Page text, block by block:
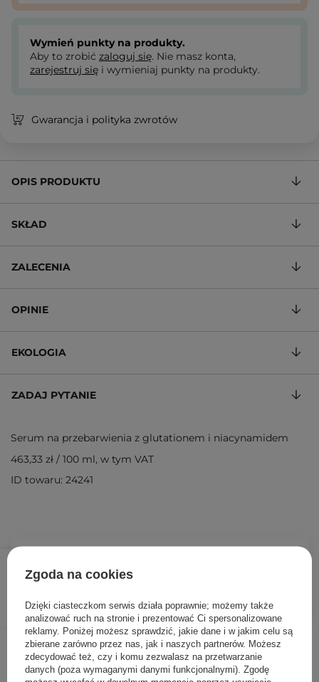
Wymień punkty na produkty.
Aby to zrobić zaloguj się. Nie masz konta,
zarejestruj się i wymieniaj punkty na produkty.
Gwarancja i polityka zwrotów
OPIS PRODUKTU
SKŁAD
ZALECENIA
OPINIE
EKOLOGIA
ZADAJ PYTANIE
Serum na przebarwienia z glutationem i niacynamidem
463,33 zł / 100 ml, w tym VAT
ID towaru: 24241
Inni klienci sprawdzali również
Zgoda na cookies
Dzięki ciasteczkom serwis działa poprawnie; możemy także
analizować ruch na stronie i prezentować Ci spersonalizowane
reklamy. Poniżej możesz sprawdzić, jakie dane i w jakim celu są
zbierane zarówno przez nas, jak i naszych partnerów. Możesz
zdecydować też, czy i komu zezwalasz na przetwarzanie
danych (poza wymaganymi danymi funkcjonalnymi). Zgodę